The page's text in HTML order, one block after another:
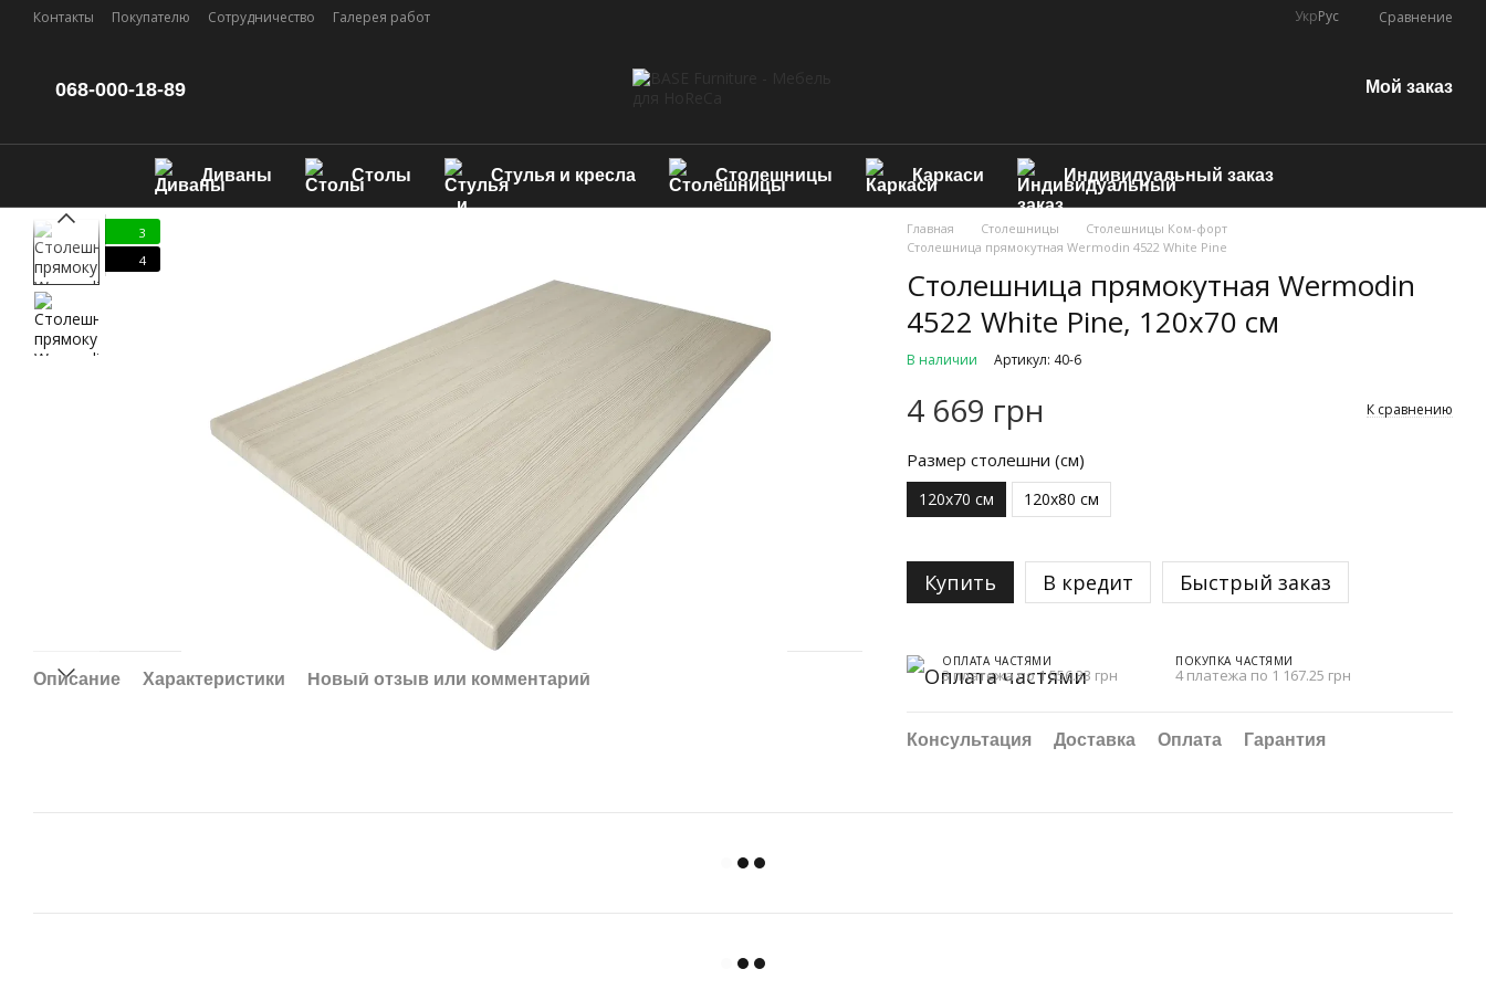
Перейти к основному контенту
Контакты Покупателю Сотрудничество Галерея работ УкрРус Сравнение
068-000-18-89 Мой заказ
Диваны Столы Стулья и кресла Столешницы Каркаси Индивидуальный заказ
3
4
Описание Характеристики Новый отзыв или комментарий
Главная Столешницы
Столешницы Ком-форт
Столешница прямокутная Wermodin 4522 White Pine
Столешница прямокутная Wermodin
4522 White Pine, 120х70 см
В наличии Артикул: 40-6
4 669 грн К сравнению
Размер столешни (см)
120х70 см 120х80 см
Купить В кредит Быстрый заказ
ОПЛАТА ЧАСТЯМИ
3 платежа по 1 556.33 грн
ПОКУПКА ЧАСТЯМИ
4 платежа по 1 167.25 грн
Консультация Доставка Оплата Гарантия